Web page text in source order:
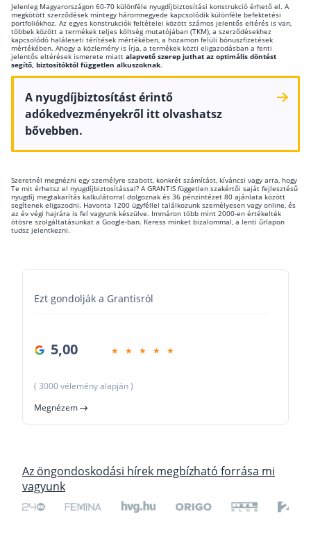
Jelenleg Magyarországon 60-70 különféle nyugdíjbiztosítási konstrukció érhető el. A
megkötött szerződések mintegy háromnegyede kapcsolódik különféle befektetési
portfoliókhoz. Az egyes konstrukciók feltételei között számos jelentős eltérés is van,
többek között a termékek teljes költség mutatójában (TKM), a szerződésekhez
kapcsolódó haláleseti térítések mértékében, a hozamon felüli bónuszfizetések
mértékében. Ahogy a közlemény is írja, a termékek közti eligazodásban a fenti
jelentős eltérések ismerete miatt alapvető szerep juthat az optimális döntést
segítő, biztosítóktól független alkuszoknak.
A nyugdíjbiztosítást érintő
adókedvezményekről itt olvashatsz
bővebben.
Szeretnél megnézni egy személyre szabott, konkrét számítást, kíváncsi vagy arra, hogy
Te mit érhetsz el nyugdíjbiztosítással? A GRANTIS független szakértői saját fejlesztésű
nyugdíj megtakarítás kalkulátorral dolgoznak és 36 pénzintézet 80 ajánlata között
segítenek eligazodni. Havonta 1200 ügyféllel találkozunk személyesen vagy online, és
az év végi hajrára is fel vagyunk készülve. Immáron több mint 2000-en értékelték
ötösre szolgáltatásunkat a Google-ban. Keress minket bizalommal, a lenti űrlapon
tudsz jelentkezni.
Ezt gondolják a Grantisról
5,00
( 3000 vélemény alapján )
Megnézem
Az öngondoskodási hírek megbízható forrása mi
vagyunk